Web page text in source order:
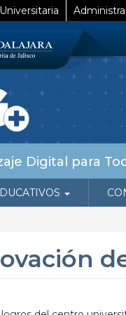
Digital para